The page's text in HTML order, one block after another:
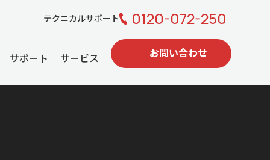
テクニカルサポート 0120-072-250
サポート サービス お問い合わせ